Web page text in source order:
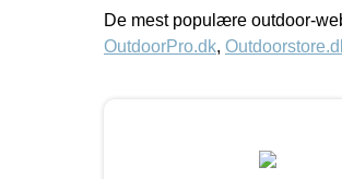
De mest populære outdoor-
OutdoorPro.dk,